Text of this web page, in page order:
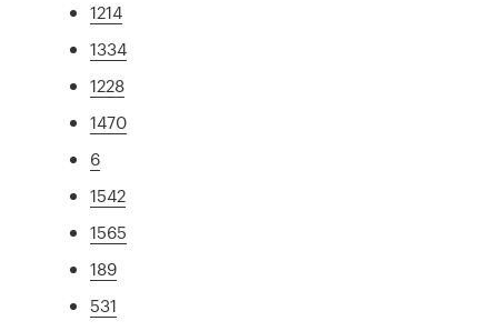
1214
1334
1228
1470
6
1542
1565
189
531